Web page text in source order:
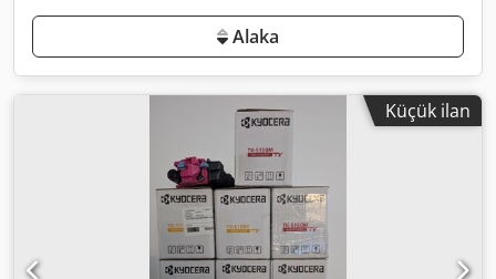
Alaka
Küçük ilan